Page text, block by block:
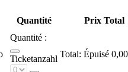
Quantité
Prix Total
Quantité :
Ticketanzahl Épuisé